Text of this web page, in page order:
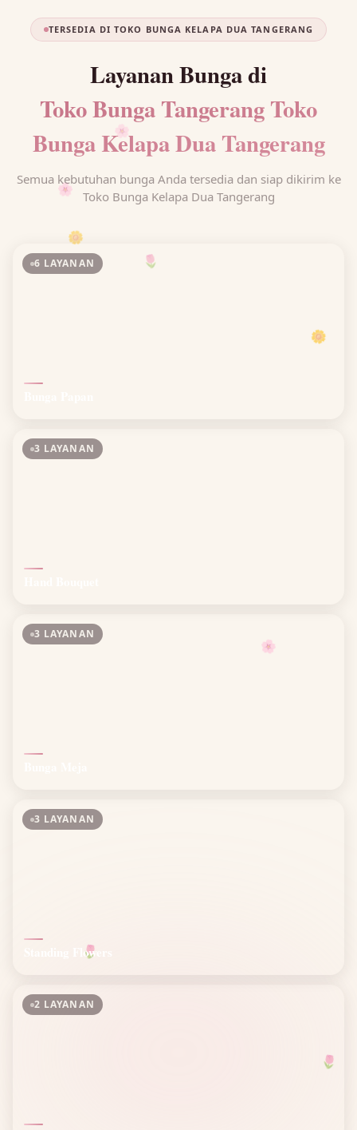
🌸
🌷
🌼
🌸
🌷
🌼
🌸
🌷
TERSEDIA DI TOKO BUNGA KELAPA DUA TANGERANG
Layanan Bunga di
Toko Bunga Tangerang Toko
Bunga Kelapa Dua Tangerang
Semua kebutuhan bunga Anda tersedia dan siap dikirim ke
Toko Bunga Kelapa Dua Tangerang
6 LAYANAN
3 LAYANAN
3 LAYANAN
3 LAYANAN
Standing Flowers
2 LAYANAN